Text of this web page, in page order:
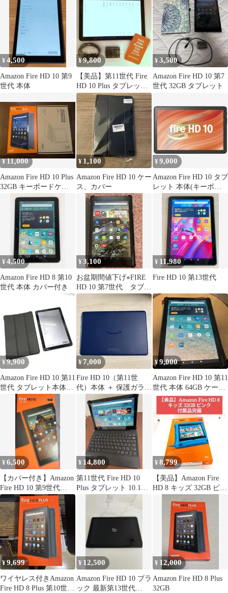
¥4,500
Amazon Fire HD 10 第9
世代 本体
¥ 9,800
【美品】第11世代 Fire
HD 10 Plus タブレット
HD64GB
¥3,500
Amazon Fire HD 10 第7
世代 32GB タブレット
¥11,000
Amazon Fire HD 10 Plus
32GB キーボードケー
ス・元箱付
¥ 1,100
Amazon Fire HD 10 ケー
ス、カバー
¥9,000
Amazon Fire HD 10 タブ
レット 本体(キーボー
ド付き)
¥4,500
Amazon Fire HD 8 第10
世代 本体 カバー付き
¥3,100
お盆期間値下げ⭐︎FIRE
HD 10 第7世代 タブレ
ット 32GB
¥ 11,980
Fire HD 10 第13世代
¥ 9,900
Amazon Fire HD 10 第11
世代 タブレット本体
32GBモデル
¥7,000
Fire HD 10（第11世
代）本体 ＋ 保護ガラス
＋ クリアケース セット
¥9,000
Amazon Fire HD 10 第11
世代 本体 64GB ケース
付き
¥6,500
【カバー付き】Amazon
Fire HD 10 第9世代
64GB 本体
¥ 14,800
第11世代 Fire HD 10
Plus タブレット 10.1イ
¥8,799
【美品】Amazon Fire
HD 8 キッズ 32GB ピン
¥9,699
ワイヤレス付きAmazon
Fire HD 8 Plus 第10世代
¥ 12,500
Amazon Fire HD 10 ブラ
ック 最新第13世代
¥ 12,000
Amazon Fire HD 8 Plus
32GB